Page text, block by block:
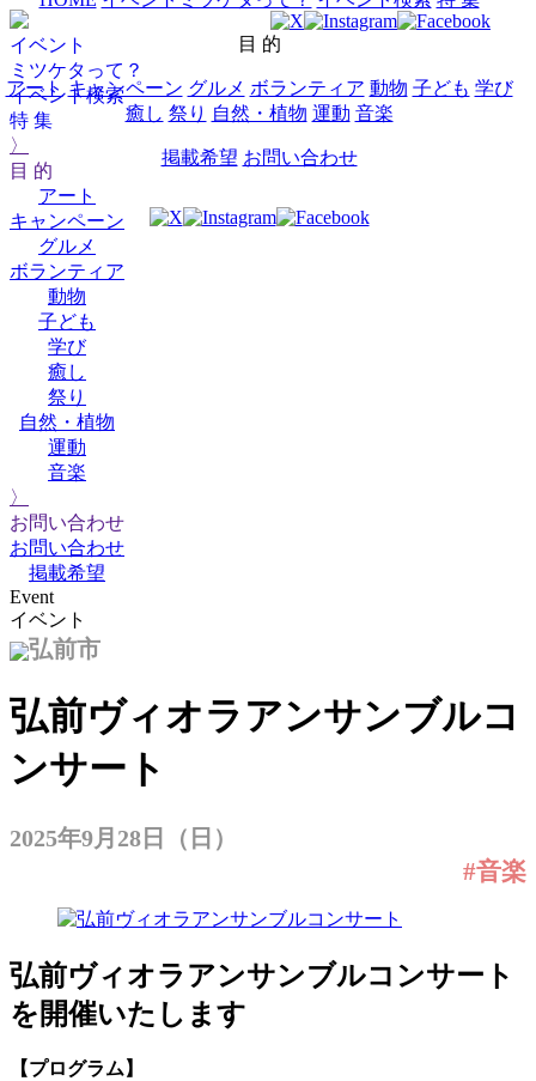
イベント
ミツケタって？
イベント検索
特 集
〉
目 的
アート
キャンペーン
グルメ
ボランティア
動物
子ども
学び
癒し
祭り
自然・植物
運動
音楽
〉
お問い合わせ
お問い合わせ
掲載希望
目 的
アート キャンペーン グルメ ボランティア 動物 子ども 学び
癒し 祭り 自然・植物 運動 音楽
掲載希望 お問い合わせ
Event
イベント
弘前市
弘前ヴィオラアンサンブルコ
ンサート
2025年9月28日（日）
#音楽
弘前ヴィオラアンサンブルコンサート
を開催いたします
【プログラム】